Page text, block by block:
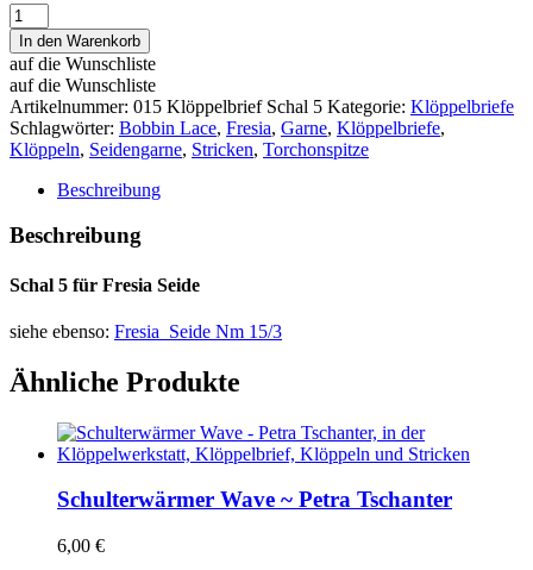
Schal
5
für
Fresia
Seide
Menge
In den Warenkorb
auf die Wunschliste
auf die Wunschliste
Artikelnummer: 015 Klöppelbrief Schal 5 Kategorie: Klöppelbriefe
Schlagwörter: Bobbin Lace, Fresia, Garne, Klöppelbriefe,
Klöppeln, Seidengarne, Stricken, Torchonspitze
Beschreibung
Beschreibung
Schal 5 für Fresia Seide
siehe ebenso: Fresia Seide Nm 15/3
Ähnliche Produkte
Schulterwärmer Wave ~ Petra Tschanter
6,00 €